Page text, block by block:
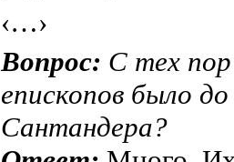
‹…›
Вопрос: С тех пор
епископов было
Сантандера?